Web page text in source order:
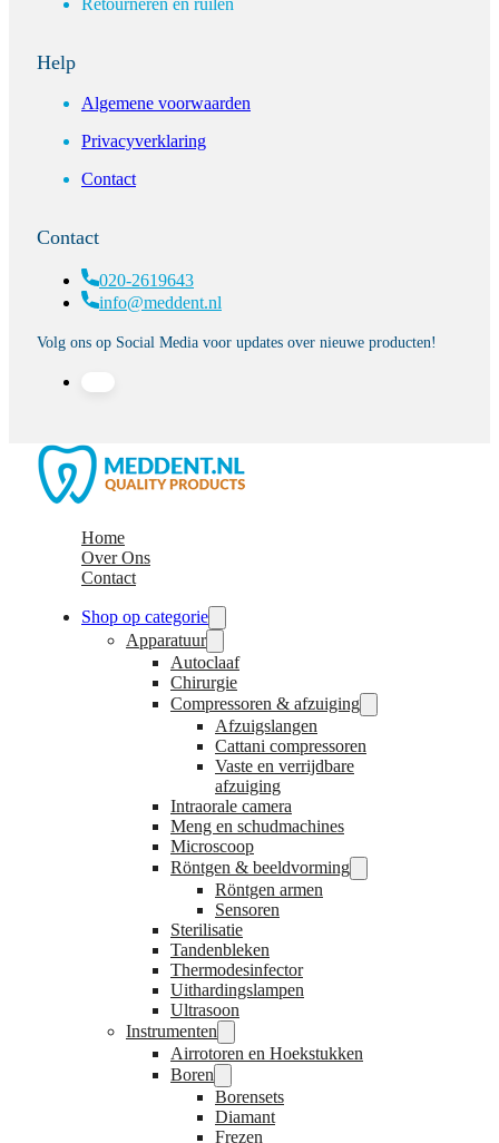
Help
Algemene voorwaarden
Privacyverklaring
Contact
Contact
020-2619643
info@meddent.nl
Volg ons op Social Media voor updates over nieuwe producten!
Home
Over Ons
Contact
Shop op categorie
Apparatuur
Autoclaaf
Chirurgie
Compressoren & afzuiging
Afzuigslangen
Cattani compressoren
Vaste en verrijdbare
afzuiging
Intraorale camera
Meng en schudmachines
Microscoop
Röntgen & beeldvorming
Röntgen armen
Sensoren
Sterilisatie
Tandenbleken
Thermodesinfector
Uithardingslampen
Ultrasoon
Instrumenten
Airrotoren en Hoekstukken
Boren
Borensets
Diamant
Frezen